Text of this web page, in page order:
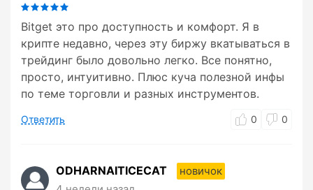
Bitget это про доступность и комфорт. Я в
крипте недавно, через эту биржу вкатываться в
трейдинг было довольно легко. Все понятно,
просто, интуитивно. Плюс куча полезной инфы
по теме торговли и разных инструментов.
Ответить 0 0
ODHARNAITICECAT
новичок